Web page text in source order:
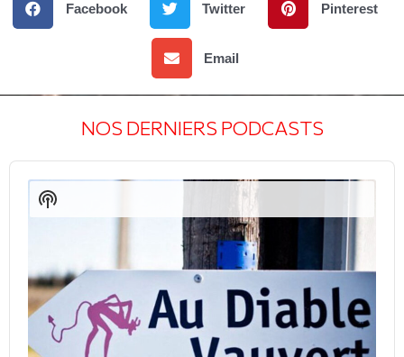
Facebook Twitter Pinterest
Email
NOS DERNIERS PODCASTS
Audio
Player
Show
Podcast